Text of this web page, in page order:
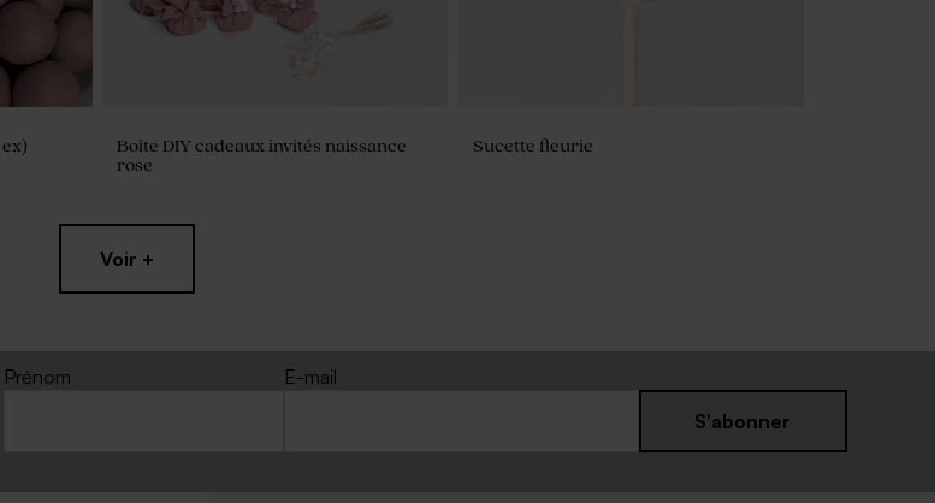
Boîte DIY cadeaux invités naissance
rose
Sucette fleurie
Voir +
Prénom
E-mail
S'abonner